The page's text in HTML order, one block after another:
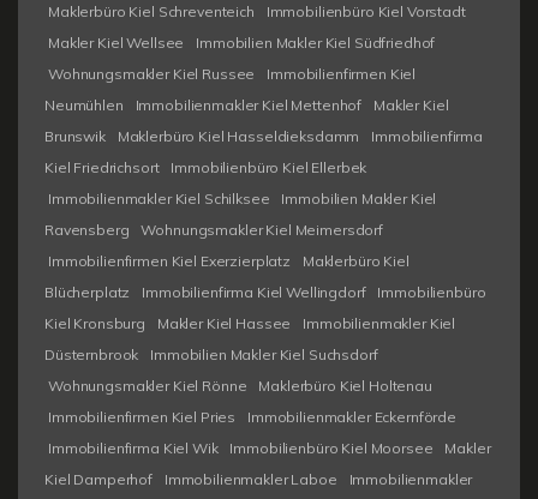
Maklerbüro Kiel Schreventeich
Immobilienbüro Kiel Vorstadt
Makler Kiel Wellsee
Immobilien Makler Kiel Südfriedhof
Wohnungsmakler Kiel Russee
Immobilienfirmen Kiel
Neumühlen
Immobilienmakler Kiel Mettenhof
Makler Kiel
Brunswik
Maklerbüro Kiel Hasseldieksdamm
Immobilienfirma
Kiel Friedrichsort
Immobilienbüro Kiel Ellerbek
Immobilienmakler Kiel Schilksee
Immobilien Makler Kiel
Ravensberg
Wohnungsmakler Kiel Meimersdorf
Immobilienfirmen Kiel Exerzierplatz
Maklerbüro Kiel
Blücherplatz
Immobilienfirma Kiel Wellingdorf
Immobilienbüro
Kiel Kronsburg
Makler Kiel Hassee
Immobilienmakler Kiel
Düsternbrook
Immobilien Makler Kiel Suchsdorf
Wohnungsmakler Kiel Rönne
Maklerbüro Kiel Holtenau
Immobilienfirmen Kiel Pries
Immobilienmakler Eckernförde
Immobilienfirma Kiel Wik
Immobilienbüro Kiel Moorsee
Makler
Kiel Damperhof
Immobilienmakler Laboe
Immobilienmakler